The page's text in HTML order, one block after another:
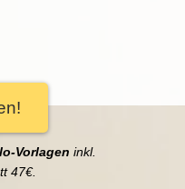
Vorlagen inkl.
47€.